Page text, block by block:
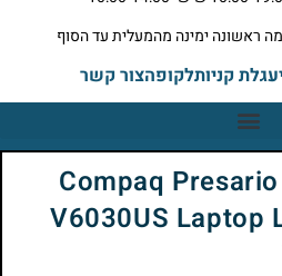
עגלת קניותלקופהצור קשר
מסך למחשב נייד Compaq Presario
V6030US Laptop